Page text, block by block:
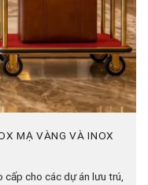
MẠ VÀNG VÀ INOX
cho các dự án lưu trú,